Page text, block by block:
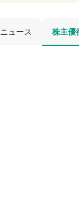
ニュース 株主優